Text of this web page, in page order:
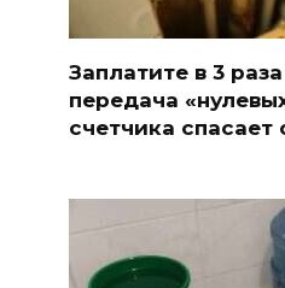
Заплатите в 3
передача
счетчика спасает